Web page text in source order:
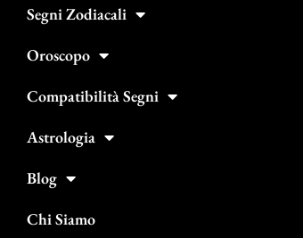
Segni Zodiacali
Oroscopo
Compatibilità Segni
Astrologia
Blog
Chi Siamo